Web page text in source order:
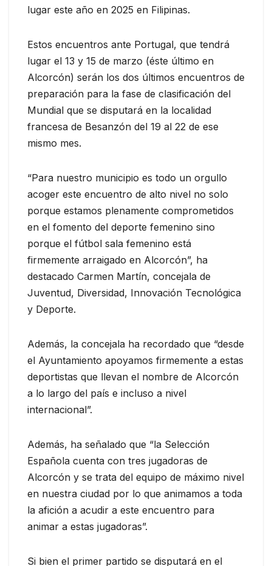
lugar este año en 2025 en Filipinas.
Estos encuentros ante Portugal, que tendrá
lugar el 13 y 15 de marzo (éste último en
Alcorcón) serán los dos últimos encuentros de
preparación para la fase de clasificación del
Mundial que se disputará en la localidad
francesa de Besanzón del 19 al 22 de ese
mismo mes.
“Para nuestro municipio es todo un orgullo
acoger este encuentro de alto nivel no solo
porque estamos plenamente comprometidos
en el fomento del deporte femenino sino
porque el fútbol sala femenino está
firmemente arraigado en Alcorcón”, ha
destacado Carmen Martín, concejala de
Juventud, Diversidad, Innovación Tecnológica
y Deporte.
Además, la concejala ha recordado que “desde
el Ayuntamiento apoyamos firmemente a estas
deportistas que llevan el nombre de Alcorcón
a lo largo del país e incluso a nivel
internacional”.
Además, ha señalado que “la Selección
Española cuenta con tres jugadoras de
Alcorcón y se trata del equipo de máximo nivel
en nuestra ciudad por lo que animamos a toda
la afición a acudir a este encuentro para
animar a estas jugadoras”.
Si bien el primer partido se disputará en el